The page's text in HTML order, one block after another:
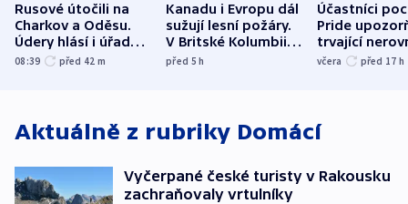
Rusové útočili na
Charkov a Oděsu.
Údery hlásí i úřady v
Bělgorodu
08:39 před 42 m
Kanadu i Evropu dál
sužují lesní požáry.
V Britské Kolumbii
evakuovali tisíce lidí
před 5h
Účastníci
Pride
trvající
včera před 17 h
Aktuálně z rubriky Domácí
Vyčerpané české turisty v Rakousku
zachraňovaly vrtulníky